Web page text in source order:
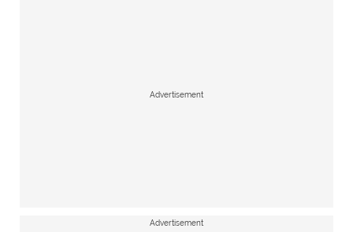
Advertisement
Advertisement